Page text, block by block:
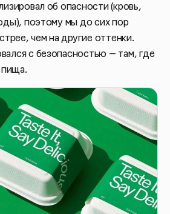
об опасности (кровь,
поэтому мы до сих пор
чем на другие оттенки.
с безопасностью — там, где
пища.